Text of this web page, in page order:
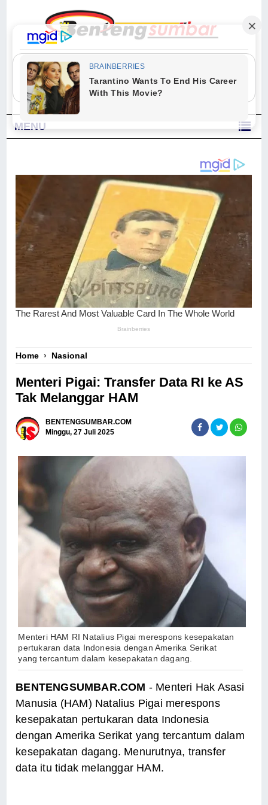
"Sesungguhnya Allah dan para malaikat-Nya berselawat untuk Nabi.
Wahai orang-orang yang beriman, berselawatlah kamu untuk Nabi dan
ucapkanlah salam dengan penuh penghormatan kepadanya." (Qs. Al
Ahzab Ayat 56)
MENU
Home › Nasional
Menteri Pigai: Transfer Data RI ke AS
Tak Melanggar HAM
BENTENGSUMBAR.COM
Minggu, 27 Juli 2025
Menteri HAM RI Natalius Pigai merespons kesepakatan
pertukaran data Indonesia dengan Amerika Serikat
yang tercantum dalam kesepakatan dagang.
BENTENGSUMBAR.COM - Menteri Hak Asasi
Manusia (HAM) Natalius Pigai merespons
kesepakatan pertukaran data Indonesia
dengan Amerika Serikat yang tercantum dalam
kesepakatan dagang. Menurutnya, transfer
data itu tidak melanggar HAM.